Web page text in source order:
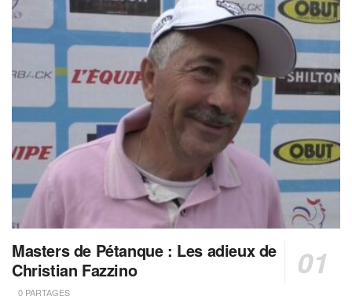
Masters de Pétanque : Les adieux de
Christian Fazzino
0 PARTAGES